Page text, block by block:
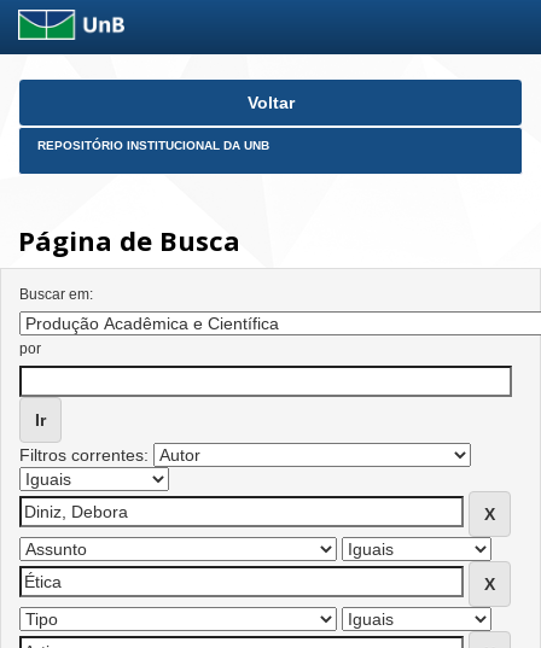
Skip
Voltar
REPOSITÓRIO INSTITUCIONAL DA UNB
Página de Busca
Buscar em:
por
Filtros correntes: